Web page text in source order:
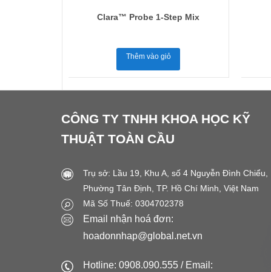
Clara™ Probe 1-Step Mix
Thêm vào giỏ
CÔNG TY TNHH KHOA HỌC KỸ
THUẬT TOÀN CẦU
Trụ sở: Lầu 19, Khu A, số 4 Nguyễn Đình Chiểu,
Phường Tân Định, TP. Hồ Chí Minh, Việt Nam
Mã Số Thuế: 0304702378
Email nhận hoá đơn:
hoadonnhap@global.net.vn
Hotline: 0908.090.555 / Email: